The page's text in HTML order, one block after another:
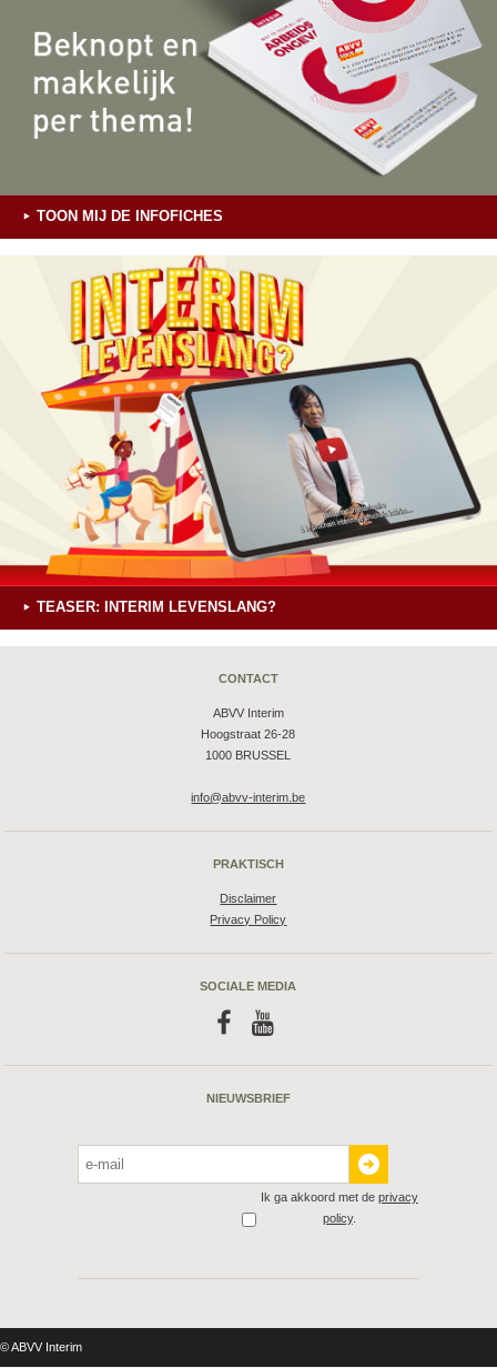
TOON MIJ DE INFOFICHES
TEASER: INTERIM LEVENSLANG?
CONTACT
ABVV Interim
Hoogstraat 26-28
1000 BRUSSEL
info@abvv-interim.be
PRAKTISCH
Disclaimer
Privacy Policy
SOCIALE MEDIA
f y
NIEUWSBRIEF
Ik ga akkoord met de privacy
policy.
© ABVV Interim